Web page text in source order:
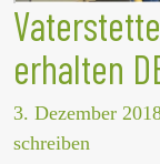
erhalten
3. Dezember
schreiben